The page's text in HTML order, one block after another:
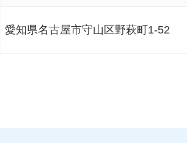
愛知県名古屋市守山区野萩町1-52